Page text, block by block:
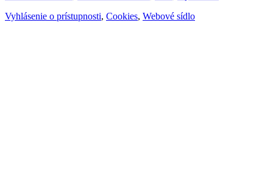
Vyhlásenie o prístupnosti, Cookies, Webové sídlo